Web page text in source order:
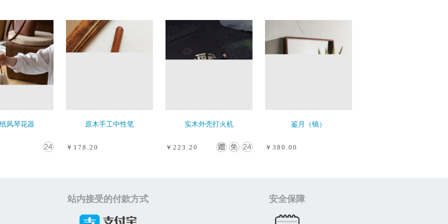
风琴花器 原木手工中性笔
￥178.20
实木外壳打火机
￥223.20
鉴月（镜）
￥380.00
站内接受的付款方式 安全保障